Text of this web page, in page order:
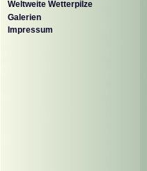
Weltweite Wetterpilze
Galerien
Impressum